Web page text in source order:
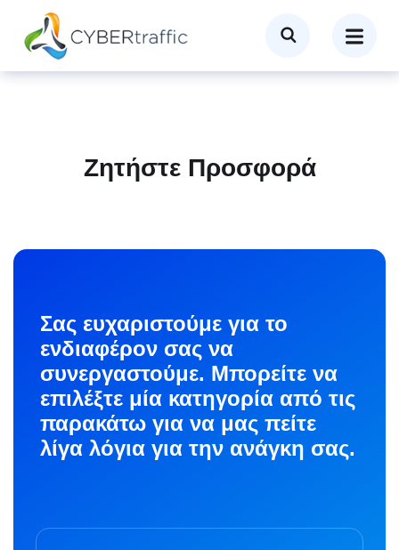
Ζητήστε Προσφορά
Σας ευχαριστούμε για το
ενδιαφέρον σας να
συνεργαστούμε. Μπορείτε να
επιλέξτε μία κατηγορία από τις
παρακάτω για να μας πείτε
λίγα λόγια για την ανάγκη σας.